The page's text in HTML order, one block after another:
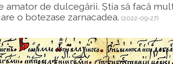
amator de dulcegării. Știa să facă
o botezase zarnacadea. (2022-09-27)